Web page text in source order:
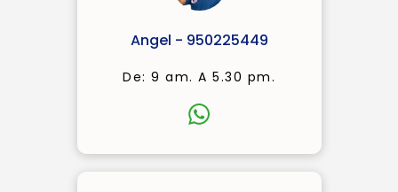
Angel - 950225449
De: 9 am. A 5.30 pm.